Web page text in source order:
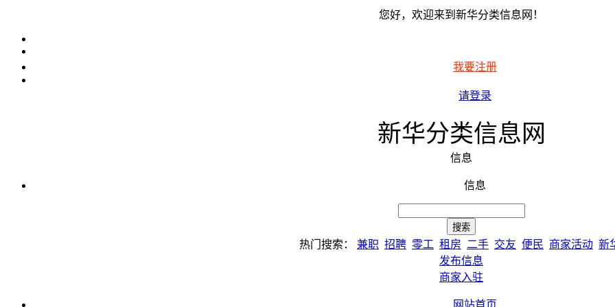
您好，欢迎来到新华分类信息网！
我要注册
请登录
新华分类信息网
信息
信息
热门搜索： 兼职 招聘 零工 租房 二手 交友 便民 商家活动 新
发布信息
商家入驻
网站首页